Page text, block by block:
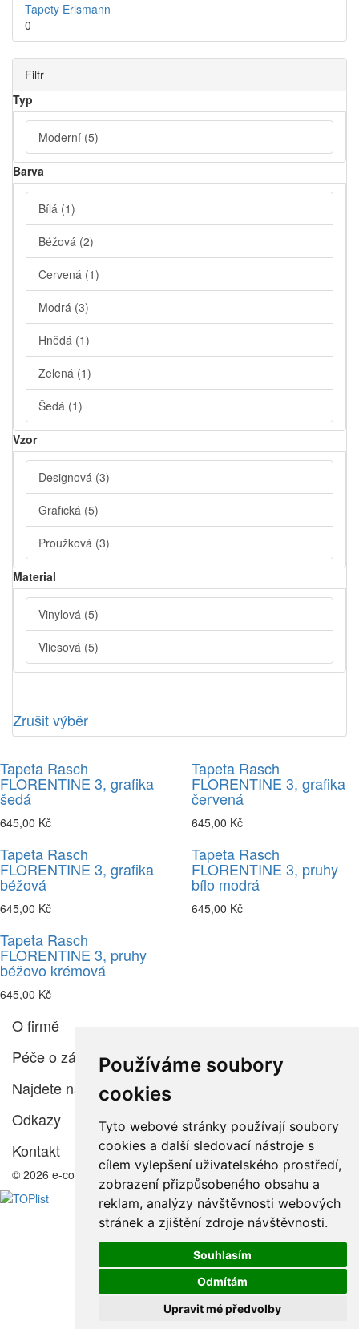
Používáme soubory
cookies
Tyto webové stránky používají soubory
cookies a další sledovací nástroje s
cílem vylepšení uživatelského prostředí,
zobrazení přizpůsobeného obsahu a
reklam, analýzy návštěvnosti webových
stránek a zjištění zdroje návštěvnosti.
Souhlasím
Odmítám
Upravit mé předvolby
Tapety Erismann
0
Filtr
Typ
Moderní (5)
Barva
Bílá (1)
Béžová (2)
Červená (1)
Modrá (3)
Hnědá (1)
Zelená (1)
Šedá (1)
Vzor
Designová (3)
Grafická (5)
Proužková (3)
Material
Vinylová (5)
Vliesová (5)
Zrušit výběr
Tapeta Rasch
FLORENTINE 3, grafika
šedá
645,00 Kč
Tapeta Rasch
FLORENTINE 3, grafika
červená
645,00 Kč
Tapeta Rasch
FLORENTINE 3, grafika
béžová
645,00 Kč
Tapeta Rasch
FLORENTINE 3, pruhy
bílo modrá
645,00 Kč
Tapeta Rasch
FLORENTINE 3, pruhy
béžovo krémová
645,00 Kč
O firmě
Péče o zákazníka
Najdete nás
Odkazy
Kontakt
© 2026 e-color.cz